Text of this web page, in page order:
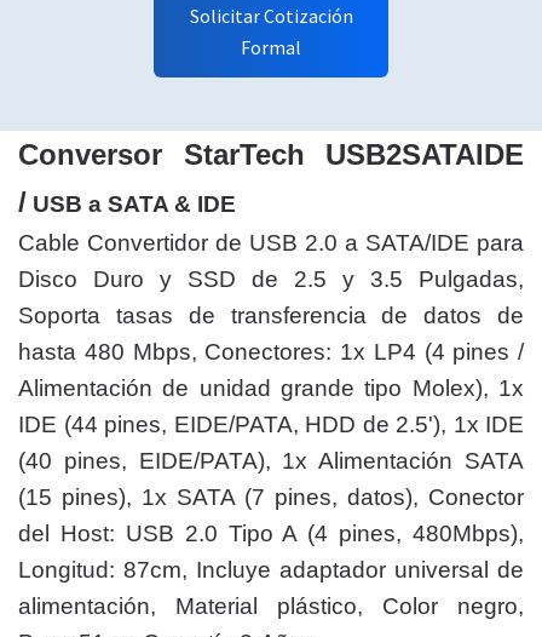
Solicitar Cotización
Formal
Conversor StarTech USB2SATAIDE
/ USB a SATA & IDE
Cable Convertidor de USB 2.0 a SATA/IDE para
Disco Duro y SSD de 2.5 y 3.5 Pulgadas,
Soporta tasas de transferencia de datos de
hasta 480 Mbps, Conectores: 1x LP4 (4 pines /
Alimentación de unidad grande tipo Molex), 1x
IDE (44 pines, EIDE/PATA, HDD de 2.5'), 1x IDE
(40 pines, EIDE/PATA), 1x Alimentación SATA
(15 pines), 1x SATA (7 pines, datos), Conector
del Host: USB 2.0 Tipo A (4 pines, 480Mbps),
Longitud: 87cm, Incluye adaptador universal de
alimentación, Material plástico, Color negro,